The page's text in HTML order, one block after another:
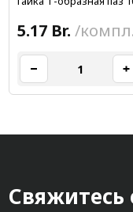
5.17 Br. /компл.
Свяжитесь